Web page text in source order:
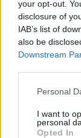
your opt-out.
disclosure of
IAB’s list of
also be
Downstream
Personal
I want to
personal
Opted In